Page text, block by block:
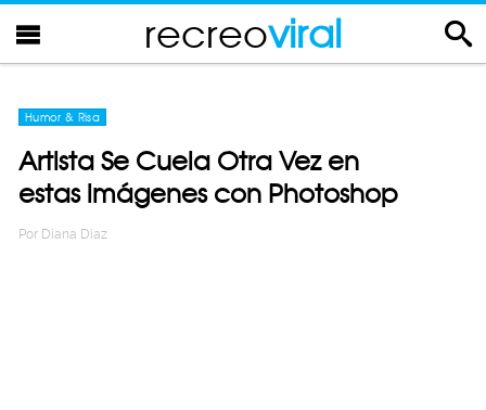
recreoviral
Humor & Risa
Artista Se Cuela Otra Vez en
estas imágenes con Photoshop
Por Diana Diaz